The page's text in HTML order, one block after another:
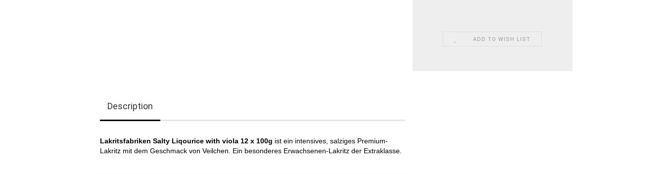
ADD TO WISH LIST
Description
Lakritsfabriken Salty Liqourice with viola 12 x 100g ist ein intensives, salziges Premium-
Lakritz mit dem Geschmack von Veilchen. Ein besonderes Erwachsenen-Lakritz der Extraklasse.